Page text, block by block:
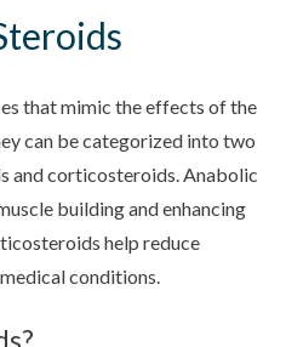
that mimic the effects of the
can be categorized into two
and corticosteroids. Anabolic
building and enhancing
help reduce
conditions.